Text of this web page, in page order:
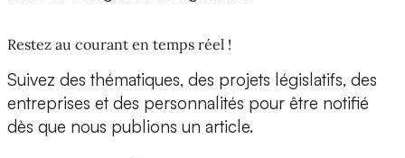
Restez au courant en temps réel !
Suivez des thématiques, des projets législatifs, des
entreprises et des personnalités pour être notifié
dès que nous publions un article.